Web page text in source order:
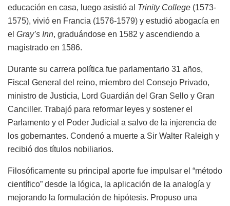
educación en casa, luego asistió al Trinity College (1573-
1575), vivió en Francia (1576-1579) y estudió abogacía en
el Gray’s Inn, graduándose en 1582 y ascendiendo a
magistrado en 1586.
Durante su carrera política fue parlamentario 31 años,
Fiscal General del reino, miembro del Consejo Privado,
ministro de Justicia, Lord Guardián del Gran Sello y Gran
Canciller. Trabajó para reformar leyes y sostener el
Parlamento y el Poder Judicial a salvo de la injerencia de
los gobernantes. Condenó a muerte a Sir Walter Raleigh y
recibió dos títulos nobiliarios.
Filosóficamente su principal aporte fue impulsar el “método
científico” desde la lógica, la aplicación de la analogía y
mejorando la formulación de hipótesis. Propuso una